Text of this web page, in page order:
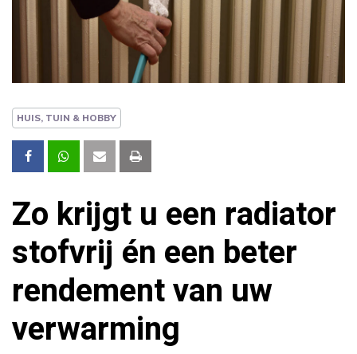
HUIS, TUIN & HOBBY
Zo krijgt u een radiator
stofvrij én een beter
rendement van uw
verwarming